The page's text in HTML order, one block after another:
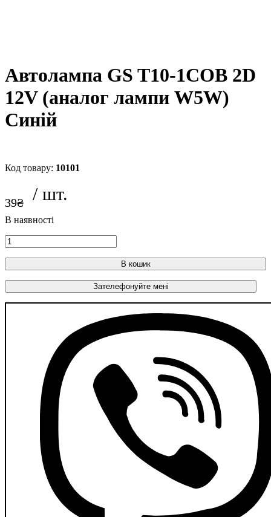
Автолампа GS T10-1COB 2D
12V (аналог лампи W5W)
Синій
10101
39₴
В кошик
Зателефонуйте мені